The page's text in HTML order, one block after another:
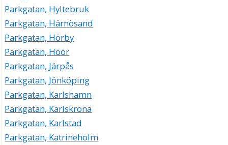
Parkgatan, Hyltebruk
Parkgatan, Härnösand
Parkgatan, Hörby
Parkgatan, Höör
Parkgatan, Järpås
Parkgatan, Jönköping
Parkgatan, Karlshamn
Parkgatan, Karlskrona
Parkgatan, Karlstad
Parkgatan, Katrineholm